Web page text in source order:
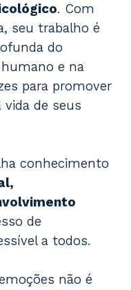
. Com
seu trabalho é
do
e na
para promover
de seus
conhecimento
de
a todos.
não é